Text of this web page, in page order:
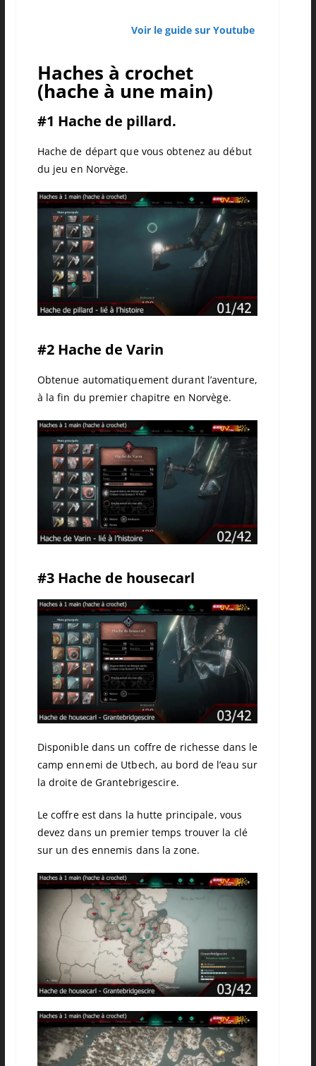
Voir le guide sur Youtube
Haches à crochet
(hache à une main)
#1 Hache de pillard.
Hache de départ que vous obtenez au début
du jeu en Norvège.
#2 Hache de Varin
Obtenue automatiquement durant l’aventure,
à la fin du premier chapitre en Norvège.
#3 Hache de housecarl
Disponible dans un coffre de richesse dans le
camp ennemi de Utbech, au bord de l’eau sur
la droite de Grantebrigescire.
Le coffre est dans la hutte principale, vous
devez dans un premier temps trouver la clé
sur un des ennemis dans la zone.